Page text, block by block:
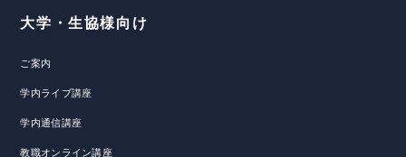
大学・生協様向け
ご案内
学内ライブ講座
学内通信講座
教職オンライン講座